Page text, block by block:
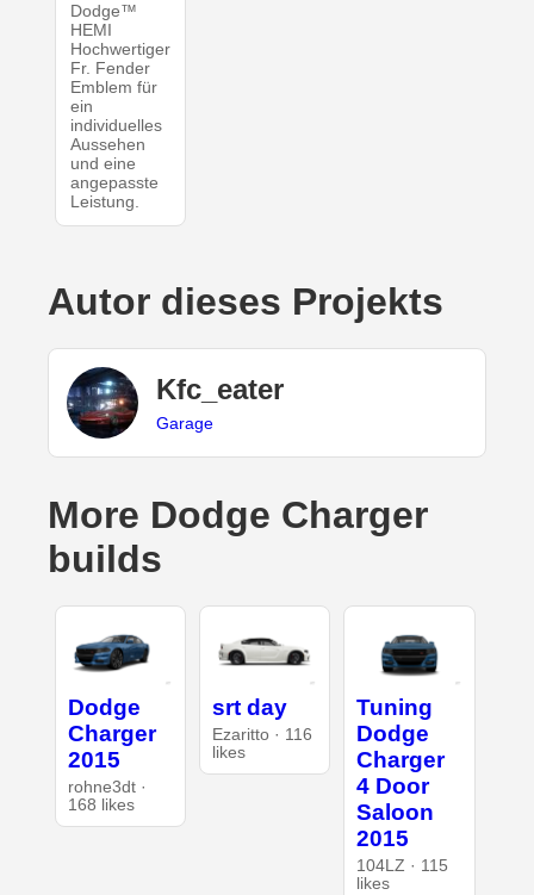
Dodge™
HEMI
Hochwertiger
Fr. Fender
Emblem für
ein
individuelles
Aussehen
und eine
angepasste
Leistung.
Autor dieses Projekts
Kfc_eater
Garage
More Dodge Charger
builds
Dodge
Charger
2015
rohne3dt ·
168 likes
srt day
Ezaritto · 116
likes
Tuning
Dodge
Charger
4 Door
Saloon
2015
104LZ · 115
likes